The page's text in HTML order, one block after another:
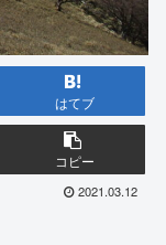
はてブ
コピー
2021.03.12